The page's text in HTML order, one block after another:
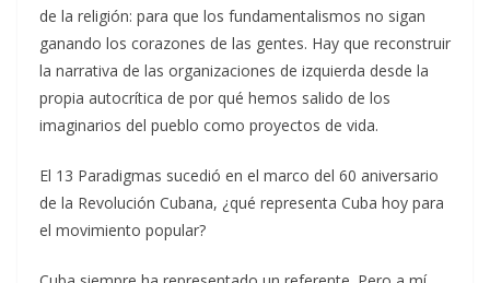
de la religión: para que los fundamentalismos no sigan
ganando los corazones de las gentes. Hay que reconstruir
la narrativa de las organizaciones de izquierda desde la
propia autocrítica de por qué hemos salido de los
imaginarios del pueblo como proyectos de vida.
El 13 Paradigmas sucedió en el marco del 60 aniversario
de la Revolución Cubana, ¿qué representa Cuba hoy para
el movimiento popular?